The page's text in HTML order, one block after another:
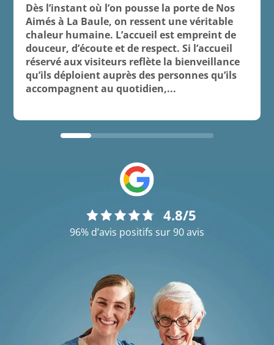
Dès l’instant où l’on pousse la porte de Nos
Aimés à La Baule, on ressent une véritable
chaleur humaine. L’accueil est empreint de
douceur, d’écoute et de respect. Si l’accueil
réservé aux visiteurs reflète la bienveillance
qu’ils déploient auprès des personnes qu’ils
accompagnent au quotidien,...
4.8/5
96% d’avis positifs sur 90 avis